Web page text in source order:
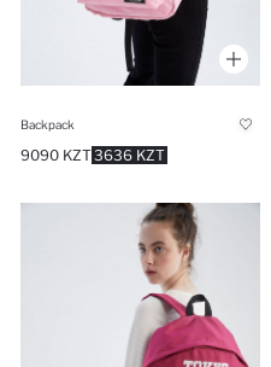
Backpack
3636 KZT
9090 KZT